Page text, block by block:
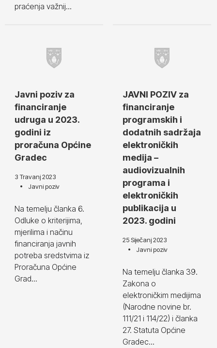
praćenja važnij...
Javni poziv za
financiranje
udruga u 2023.
godini iz
proračuna Općine
Gradec
3 Travanj 2023
Javni poziv
Na temelju članka 6.
Odluke o kriterijima,
mjerilima i načinu
financiranja javnih
potreba sredstvima iz
Proračuna Općine
Grad...
JAVNI POZIV za
financiranje
programskih i
dodatnih sadržaja
elektroničkih
medija –
audiovizualnih
programa i
elektroničkih
publikacija u
2023. godini
25 Siječanj 2023
Javni poziv
Na temelju članka 39.
Zakona o
elektroničkim medijima
(Narodne novine br.
111/21 i 114/22) i članka
27. Statuta Općine
Gradec...